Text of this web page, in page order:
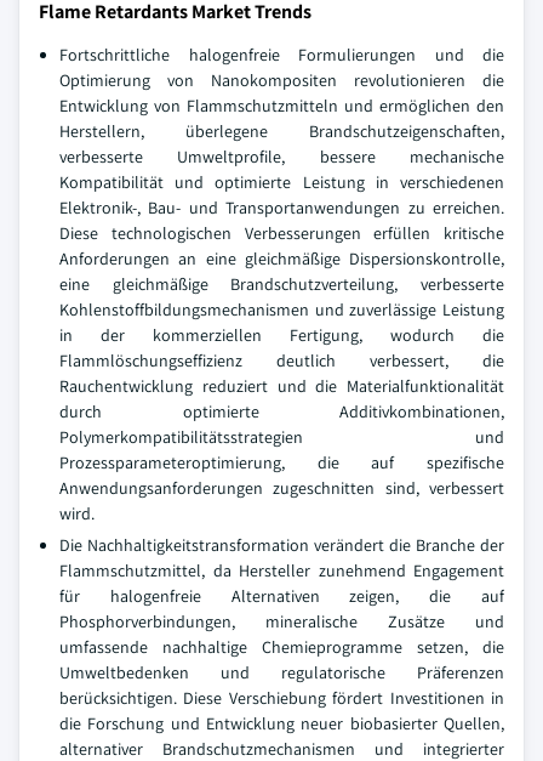
Flame Retardants Market Trends
Fortschrittliche halogenfreie Formulierungen und die
Optimierung von Nanokompositen revolutionieren die
Entwicklung von Flammschutzmitteln und ermöglichen den
Herstellern, überlegene Brandschutzeigenschaften,
verbesserte Umweltprofile, bessere mechanische
Kompatibilität und optimierte Leistung in verschiedenen
Elektronik-, Bau- und Transportanwendungen zu erreichen.
Diese technologischen Verbesserungen erfüllen kritische
Anforderungen an eine gleichmäßige Dispersionskontrolle,
eine gleichmäßige Brandschutzverteilung, verbesserte
Kohlenstoffbildungsmechanismen und zuverlässige Leistung
in der kommerziellen Fertigung, wodurch die
Flammlöschungseffizienz deutlich verbessert, die
Rauchentwicklung reduziert und die Materialfunktionalität
durch optimierte Additivkombinationen,
Polymerkompatibilitätsstrategien und
Prozessparameteroptimierung, die auf spezifische
Anwendungsanforderungen zugeschnitten sind, verbessert
wird.
Die Nachhaltigkeitstransformation verändert die Branche der
Flammschutzmittel, da Hersteller zunehmend Engagement
für halogenfreie Alternativen zeigen, die auf
Phosphorverbindungen, mineralische Zusätze und
umfassende nachhaltige Chemieprogramme setzen, die
Umweltbedenken und regulatorische Präferenzen
berücksichtigen. Diese Verschiebung fördert Investitionen in
die Forschung und Entwicklung neuer biobasierter Quellen,
alternativer Brandschutzmechanismen und integrierter